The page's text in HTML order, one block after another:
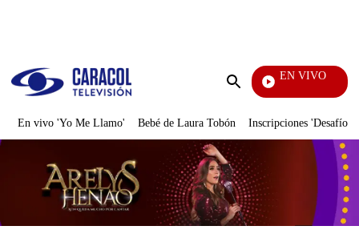
Enviar
EN VIVO
Vecinos
En vivo 'Yo Me Llamo' Bebé de Laura Tobón Inscripciones 'Desafío'